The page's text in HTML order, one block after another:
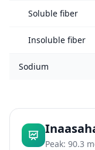
Soluble fiber
Insoluble fiber
Sodium
Peak: 90.3